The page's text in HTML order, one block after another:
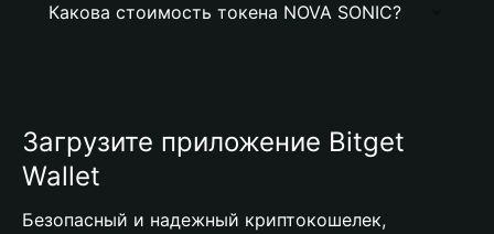
Какова стоимость токена NOVA SONIC?
Загрузите приложение Bitget
Wallet
Безопасный и надежный криптокошелек,